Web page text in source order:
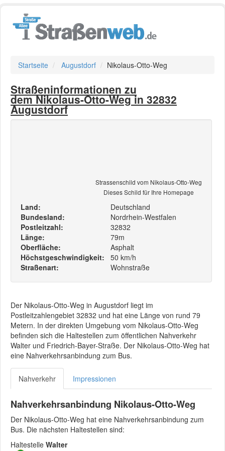
Startseite Augustdorf Nikolaus-Otto-Weg
Straßeninformationen zu
dem Nikolaus-Otto-Weg in 32832
Augustdorf
Strassenschild vom Nikolaus-Otto-Weg
Dieses Schild für Ihre Homepage
Land:
Deutschland
Bundesland:
Nordrhein-Westfalen
Postleitzahl:
32832
Länge:
79m
Oberfläche:
Asphalt
Höchstgeschwindigkeit:
50 km/h
Straßenart:
Wohnstraße
Der Nikolaus-Otto-Weg in Augustdorf liegt im
Postleitzahlengebiet 32832 und hat eine Länge von rund 79
Metern. In der direkten Umgebung vom Nikolaus-Otto-Weg
befinden sich die Haltestellen zum öffentlichen Nahverkehr
Walter und Friedrich-Bayer-Straße. Der Nikolaus-Otto-Weg hat
eine Nahverkehrsanbindung zum Bus.
Nahverkehr Impressionen
Nahverkehrsanbindung Nikolaus-Otto-Weg
Der Nikolaus-Otto-Weg hat eine Nahverkehrsanbindung zum
Bus. Die nächsten Haltestellen sind:
Haltestelle Walter